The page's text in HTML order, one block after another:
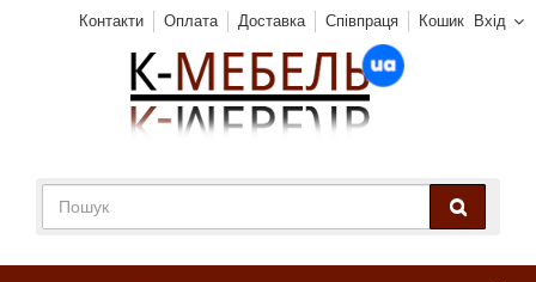
Вхід
Контакти Оплата Доставка Співпраця Кошик